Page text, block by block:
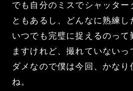
でも自分のミスでシャッター
ともあるし、どんなに熟練し
いつでも完璧に捉えるのって
ますけれど、撮れていない
ダメなので僕は今回、かなり
ね。